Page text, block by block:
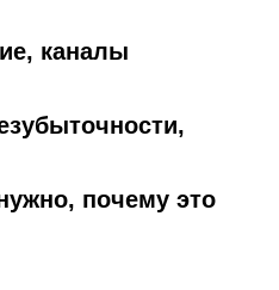
каналы
почему это